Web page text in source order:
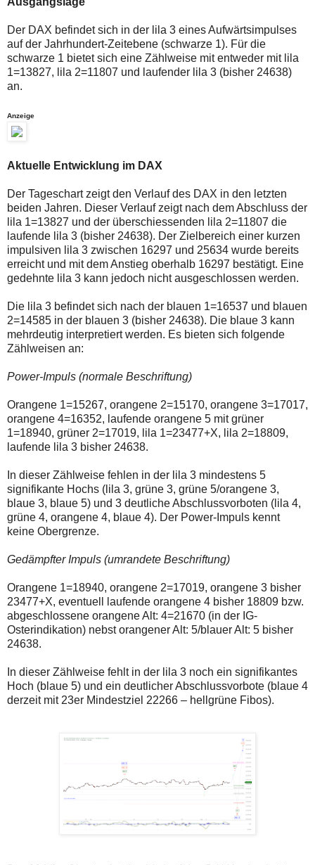
auch
gegen
die
Netiquette
oder
ein
sein.
Bitte
überprüfen
Ihre
Browsereinstellungen
Ihre
Internetverbindung
und
versuchen
Sie
es
zu
einem
noch
einmal.
Sollte
das
Problem
bitte
Kontaktaufnahme
per
Mail
robbys-
zur
Lösung
des
Problems
sind
die
auch
Plattform
wallstreet-
online.de
verfügbar.
Alternativ
die
Post
auch
auf
der
verfügbar.
Der DAX befindet sich in der lila 3 eines Aufwärtsimpulses
auf der Jahrhundert-Zeitebene (schwarze 1). Für die
schwarze 1 bietet sich eine Zählweise mit entweder mit lila
1=13827, lila 2=11807 und laufender lila 3 (bisher 24638)
an.
Anzeige
Aktuelle Entwicklung im DAX
Der Tageschart zeigt den Verlauf des DAX in den letzten
beiden Jahren. Dieser Verlauf zeigt nach dem Abschluss der
lila 1=13827 und der überschiessenden lila 2=11807 die
laufende lila 3 (bisher 24638). Der Zielbereich einer kurzen
impulsiven lila 3 zwischen 16297 und 25634 wurde bereits
erreicht und mit dem Anstieg oberhalb 16297 bestätigt. Eine
gedehnte lila 3 kann jedoch nicht ausgeschlossen werden.
Die lila 3 befindet sich nach der blauen 1=16537 und blauen
2=14585 in der blauen 3 (bisher 24638). Die blaue 3 kann
mehrdeutig interpretiert werden. Es bieten sich folgende
Zählweisen an:
Power-Impuls (normale Beschriftung)
Orangene 1=15267, orangene 2=15170, orangene 3=17017,
orangene 4=16352, laufende orangene 5 mit grüner
1=18940, grüner 2=17019, lila 1=23477+X, lila 2=18809,
laufende lila 3 bisher 24638.
In dieser Zählweise fehlen in der lila 3 mindestens 5
signifikante Hochs (lila 3, grüne 3, grüne 5/orangene 3,
blaue 3, blaue 5) und 3 deutliche Abschlussvorboten (lila 4,
grüne 4, orangene 4, blaue 4). Der Power-Impuls kennt
keine Obergrenze.
Gedämpfter Impuls (umrandete Beschriftung)
Orangene 1=18940, orangene 2=17019, orangene 3 bisher
23477+X, eventuell laufende orangene 4 bisher 18809 bzw.
abgeschlossene orangene Alt: 4=21670 (in der IG-
Osterindikation) nebst orangener Alt: 5/blauer Alt: 5 bisher
24638.
In dieser Zählweise fehlt in der lila 3 noch ein signifikantes
Hoch (blaue 5) und ein deutlicher Abschlussvorbote (blaue 4
derzeit mit 23er Mindestziel 22266 – hellgrüne Fibos).